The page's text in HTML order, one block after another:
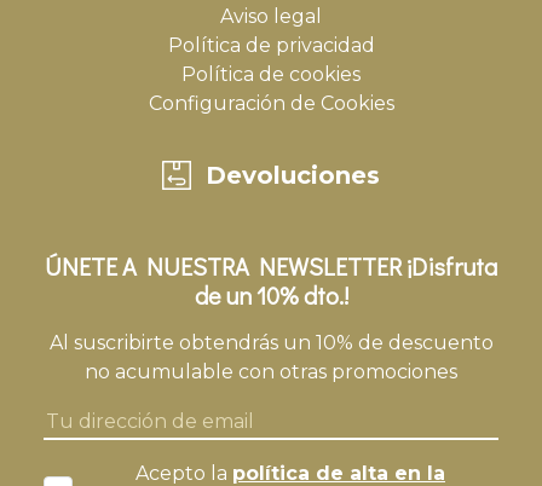
Aviso legal
Política de privacidad
Política de cookies
Configuración de Cookies
Devoluciones
ÚNETE A NUESTRA NEWSLETTER ¡Disfruta
de un 10% dto.!
Al suscribirte obtendrás un 10% de descuento
no acumulable con otras promociones
Acepto la política de alta en la